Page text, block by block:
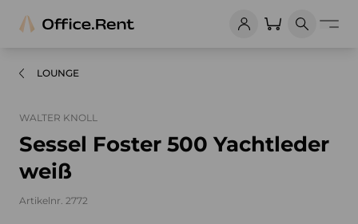
LOUNGE
WALTER KNOLL
Sessel Foster 500 Yachtleder
weiß
Artikelnr. 2772